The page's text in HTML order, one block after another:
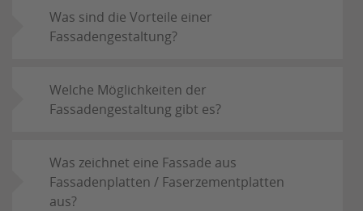
Was sind die Vorteile einer
Fassadengestaltung?
Welche Möglichkeiten der
Fassadengestaltung gibt es?
Was zeichnet eine Fassade aus
Fassadenplatten / Faserzementplatten
aus?